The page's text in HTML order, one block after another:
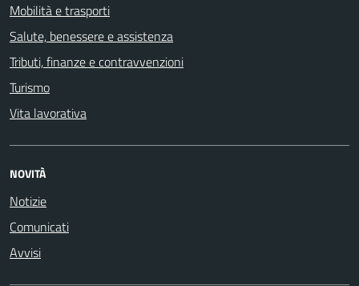
Mobilità e trasporti
Salute, benessere e assistenza
Tributi, finanze e contravvenzioni
Turismo
Vita lavorativa
NOVITÀ
Notizie
Comunicati
Avvisi